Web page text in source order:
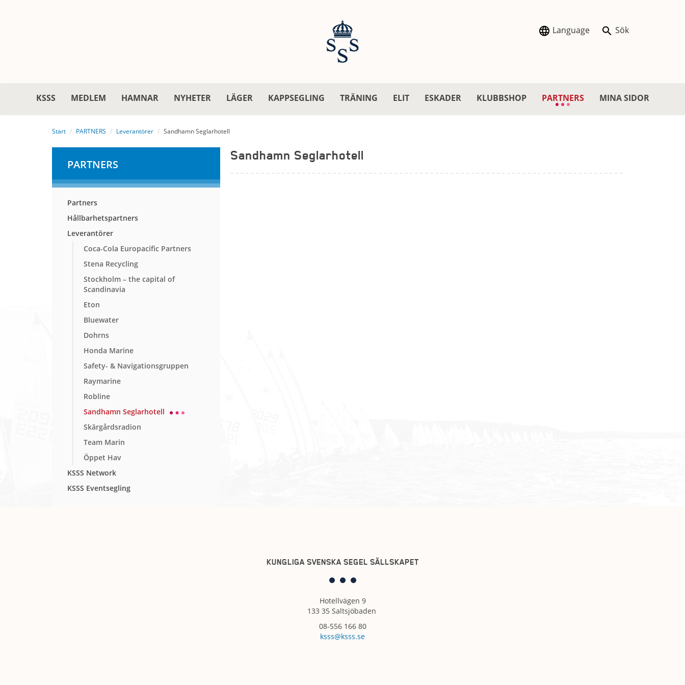
Language Sök
KSSS MEDLEM HAMNAR NYHETER LÄGER KAPPSEGLING TRÄNING ELIT ESKADER KLUBBSHOP PARTNERS MINA SIDOR
Start PARTNERS Leverantörer Sandhamn Seglarhotell
PARTNERS
Partners
Hållbarhetspartners
Leverantörer
Coca-Cola Europacific Partners
Stena Recycling
Stockholm – the capital of
Scandinavia
Eton
Bluewater
Dohrns
Honda Marine
Safety- & Navigationsgruppen
Raymarine
Robline
Sandhamn Seglarhotell
Skärgårdsradion
Team Marin
Öppet Hav
KSSS Network
KSSS Eventsegling
Sandhamn Seglarhotell
KUNGLIGA SVENSKA SEGEL SÄLLSKAPET
Hotellvägen 9
133 35 Saltsjöbaden
08-556 166 80
ksss@ksss.se